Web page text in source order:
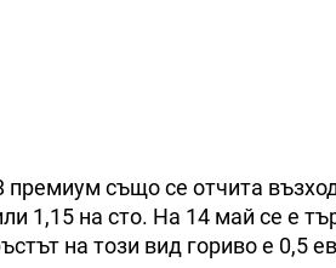
премиум също се отчита
1,15 на сто. На 14 май се е
на този вид гориво е 0,5